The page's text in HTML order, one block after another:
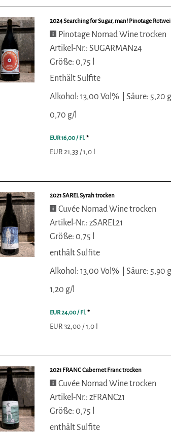
2024 Searching for Sugar, man! Pinotage
Pinotage Nomad Wine trocken
Artikel-Nr.: SUGARMAN24
Größe: 0,75 l
Enthält Sulfite
Alkohol: 13,00 Vol%
Säure: 5,20
0,70 g/l
EUR 16,00/ Fl.*
EUR 21,33 / 1,0 l
2021 SAREL Syrah trocken
Cuvée Nomad Wine trocken
Artikel-Nr.: zSAREL21
Größe: 0,75 l
enthält Sulfite
Alkohol: 13,00 Vol%
Säure: 5,90
1,20 g/l
EUR 24,00/ Fl.*
EUR 32,00 / 1,0 l
2021 FRANC Cabernet Franc trocken
Cuvée Nomad Wine trocken
Artikel-Nr.: zFRANC21
Größe: 0,75 l
enthält Sulfite